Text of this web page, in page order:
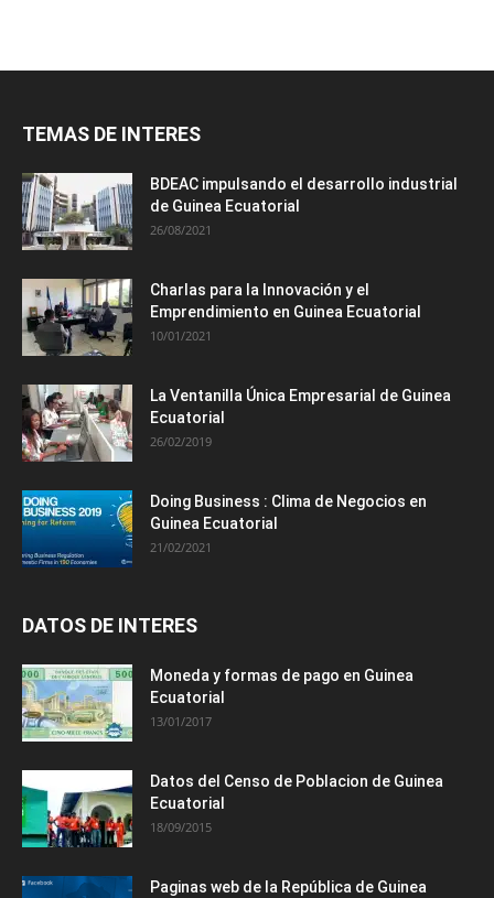
TEMAS DE INTERES
BDEAC impulsando el desarrollo industrial
de Guinea Ecuatorial
26/08/2021
Charlas para la Innovación y el
Emprendimiento en Guinea Ecuatorial
10/01/2021
La Ventanilla Única Empresarial de Guinea
Ecuatorial
26/02/2019
Doing Business : Clima de Negocios en
Guinea Ecuatorial
21/02/2021
DATOS DE INTERES
Moneda y formas de pago en Guinea
Ecuatorial
13/01/2017
Datos del Censo de Poblacion de Guinea
Ecuatorial
18/09/2015
Paginas web de la República de Guinea